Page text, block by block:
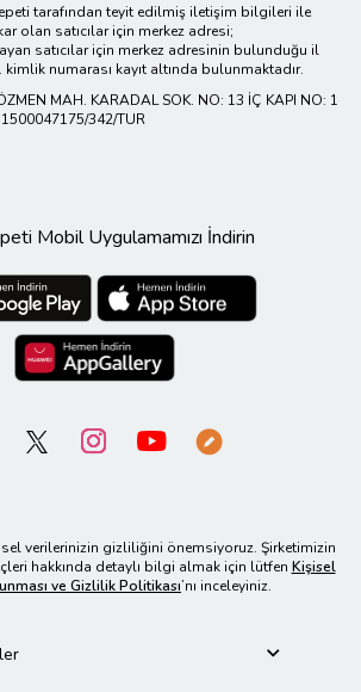
tarafından teyit edilmiş iletişim bilgileri ile
olan satıcılar için merkez adresi;
satıcılar için merkez adresinin bulunduğu il
numarası kayıt altında bulunmaktadır.
MAH. KARADAL SOK. NO: 13 İÇ KAPI NO: 1
342/TUR
Mobil Uygulamamızı İndirin
verilerinizin gizliliğini önemsiyoruz. Şirketimizin
hakkında detaylı bilgi almak için lütfen Kişisel
ve Gizlilik Politikası’nı inceleyiniz.